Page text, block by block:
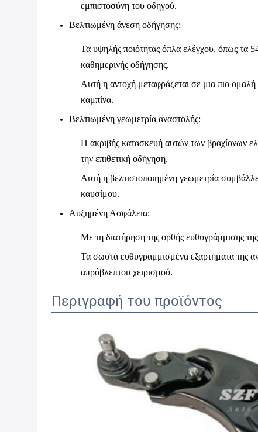
εμπιστοσύνη του οδηγού.
Βελτιωμένη άνεση οδήγησης:
Τα υψηλής ποιότητας όπλα ελέγχου, όπως τα
καθημερινής οδήγησης.
Αυτή η αντοχή μεταφράζεται σε μια πιο
καμπίνα.
Βελτιωμένη γεωμετρία αναστολής:
Η ακριβής κατασκευή αυτών των βραχίονων
την επιθετική οδήγηση.
Αυτή η βελτιστοποιημένη γεωμετρία
καυσίμου.
Αυξημένη Ασφάλεια:
Με τη διατήρηση της ορθής ευθυγράμμισης
Τα σωστά ευθυγραμμισμένα εξαρτήματα της
απρόβλεπτου χειρισμού.
Περιγραφή του προϊόντος